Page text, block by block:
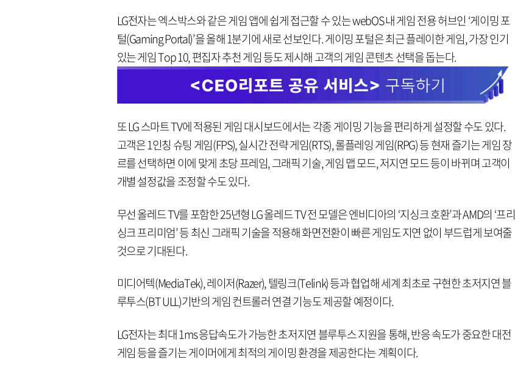
LG전자는 엑스박스와 같은 게임 앱에 쉽게 접근할 수 있는 webOS 내 게임 전용 허브인 ‘게이밍 포
털(Gaming Portal)’을 올해 1분기에 새로 선보인다. 게이밍 포털은 최근 플레이한 게임, 가장 인기
있는 게임 Top 10, 편집자 추천 게임 등도 제시해 고객의 게임 콘텐츠 선택을 돕는다.
또 LG 스마트 TV에 적용된 게임 대시보드에서는 각종 게이밍 기능을 편리하게 설정할 수도 있다.
고객은 1인칭 슈팅 게임(FPS), 실시간 전략 게임(RTS), 롤플레잉 게임(RPG) 등 현재 즐기는 게임 장
르를 선택하면 이에 맞게 초당 프레임, 그래픽 기술, 게임 맵 모드, 저지연 모드 등이 바뀌며 고객이
개별 설정값을 조정할 수도 있다.
무선 올레드 TV를 포함한 25년형 LG 올레드 TV 전 모델은 엔비디아의 ‘지싱크 호환’과 AMD의 ‘프리
싱크 프리미엄’ 등 최신 그래픽 기술을 적용해 화면전환이 빠른 게임도 지연 없이 부드럽게 보여줄
것으로 기대된다.
미디어텍(MediaTek), 레이저(Razer), 텔링크(Telink) 등과 협업해 세계 최초로 구현한 초저지연 블
루투스(BT ULL)기반의 게임 컨트롤러 연결 기능도 제공할 예정이다.
LG전자는 최대 1ms 응답속도가 가능한 초저지연 블루투스 지원을 통해, 반응 속도가 중요한 대전
게임 등을 즐기는 게이머에게 최적의 게이밍 환경을 제공한다는 계획이다.